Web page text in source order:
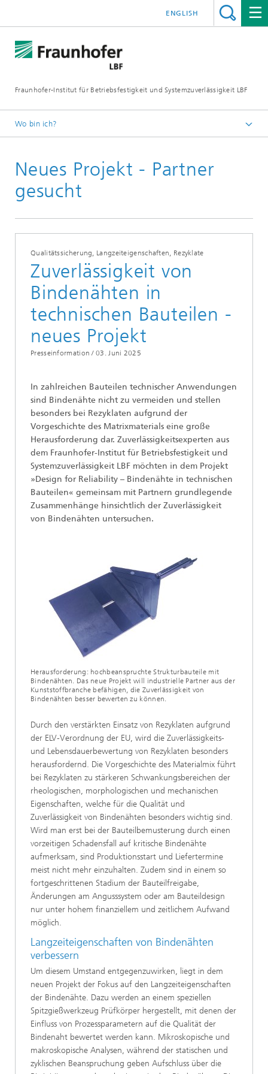
Fraunhofer-Institut für Betriebsfestigkeit und Systemzuverlässigkeit LBF
ENGLISH
Wo bin ich?
Publikationen
Presseinformationen
Neues Projekt - Partner
gesucht
Qualitätssicherung, Langzeiteigenschaften, Rezyklate
Zuverlässigkeit von
Bindenähten in
technischen Bauteilen -
neues Projekt
Presseinformation / 03. Juni 2025
In zahlreichen Bauteilen technischer Anwendungen
sind Bindenähte nicht zu vermeiden und stellen
besonders bei Rezyklaten aufgrund der
Vorgeschichte des Matrixmaterials eine große
Herausforderung dar. Zuverlässigkeitsexperten aus
dem Fraunhofer-Institut für Betriebsfestigkeit und
Systemzuverlässigkeit LBF möchten in dem Projekt
»Design for Reliability – Bindenähte in technischen
Bauteilen« gemeinsam mit Partnern grundlegende
Zusammenhänge hinsichtlich der Zuverlässigkeit
von Bindenähten untersuchen.
Herausforderung: hochbeanspruchte Strukturbauteile mit
Bindenähten. Das neue Projekt will industrielle Partner aus der
Kunststoffbranche befähigen, die Zuverlässigkeit von
Bindenähten besser bewerten zu können.
Durch den verstärkten Einsatz von Rezyklaten aufgrund
der ELV-Verordnung der EU, wird die Zuverlässigkeits-
und Lebensdauerbewertung von Rezyklaten besonders
herausfordernd. Die Vorgeschichte des Materialmix führt
bei Rezyklaten zu stärkeren Schwankungsbereichen der
rheologischen, morphologischen und mechanischen
Eigenschaften, welche für die Qualität und
Zuverlässigkeit von Bindenähten besonders wichtig sind.
Wird man erst bei der Bauteilbemusterung durch einen
vorzeitigen Schadensfall auf kritische Bindenähte
aufmerksam, sind Produktionsstart und Liefertermine
meist nicht mehr einzuhalten. Zudem sind in einem so
fortgeschrittenen Stadium der Bauteilfreigabe,
Änderungen am Angusssystem oder am Bauteildesign
nur unter hohem finanziellem und zeitlichem Aufwand
möglich.
Langzeiteigenschaften von Bindenähten
verbessern
Um diesem Umstand entgegenzuwirken, liegt in dem
neuen Projekt der Fokus auf den Langzeiteigenschaften
der Bindenähte. Dazu werden an einem speziellen
Spitzgießwerkzeug Prüfkörper hergestellt, mit denen der
Einfluss von Prozessparametern auf die Qualität der
Bindenaht bewertet werden kann. Mikroskopische und
makroskopische Analysen, während der statischen und
zyklischen Beanspruchung geben Aufschluss über die